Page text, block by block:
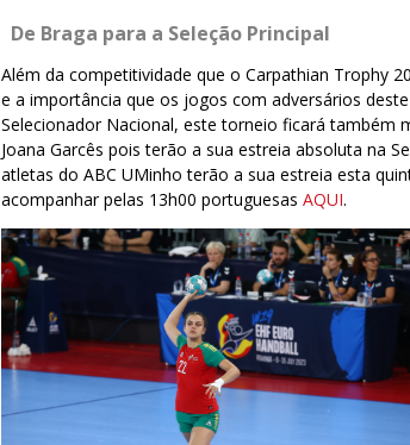
De Braga para a Seleção Principal
Além da competitividade que o Carpathian Trophy
e a importância que os jogos com adversários
Selecionador Nacional, este torneio ficará também
Joana Garcês pois terão a sua estreia absoluta na
atletas do ABC UMinho terão a sua estreia esta
acompanhar pelas 13h00 portuguesasAQUI.